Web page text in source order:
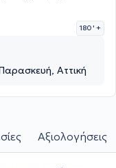
180 ' +
Αττική
Αξιολογήσεις